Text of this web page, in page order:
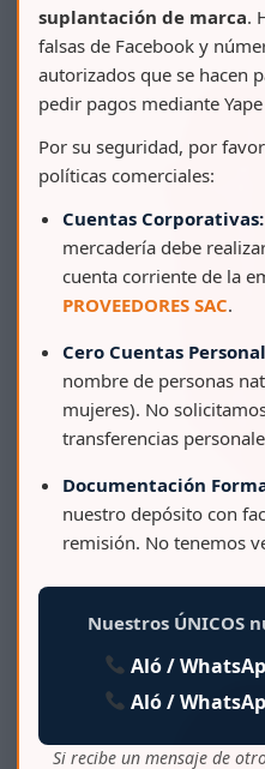
suplantación de marca.
falsas de Facebook y
autorizados que se hacen
pedir pagos mediante
Por su seguridad, por
políticas comerciales:
Cuentas Corporativas:
mercadería debe
cuenta corriente de la
PROVEEDORES SAC.
Cero Cuentas
nombre de personas
mujeres). No
transferencias
Documentación
nuestro depósito con
remisión. No tenemos
Nuestros ÚNICOS
Aló /
Aló /
Si recibe un mensaje de